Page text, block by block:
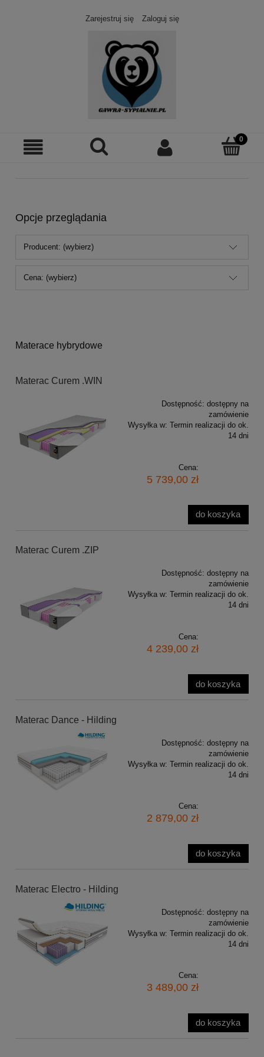
Zarejestruj się Zaloguj się
Opcje przeglądania
Producent: (wybierz)
Cena: (wybierz)
Materace hybrydowe
Materac Curem .WIN
Dostępność: dostępny na
zamówienie
Wysyłka w: Termin realizacji do ok.
14 dni
Cena:
5 739,00 zł
do koszyka
Materac Curem .ZIP
Dostępność: dostępny na
zamówienie
Wysyłka w: Termin realizacji do ok.
14 dni
Cena:
4 239,00 zł
do koszyka
Materac Dance - Hilding
Dostępność: dostępny na
zamówienie
Wysyłka w: Termin realizacji do ok.
14 dni
Cena:
2 879,00 zł
do koszyka
Materac Electro - Hilding
Dostępność: dostępny na
zamówienie
Wysyłka w: Termin realizacji do ok.
14 dni
Cena:
3 489,00 zł
do koszyka